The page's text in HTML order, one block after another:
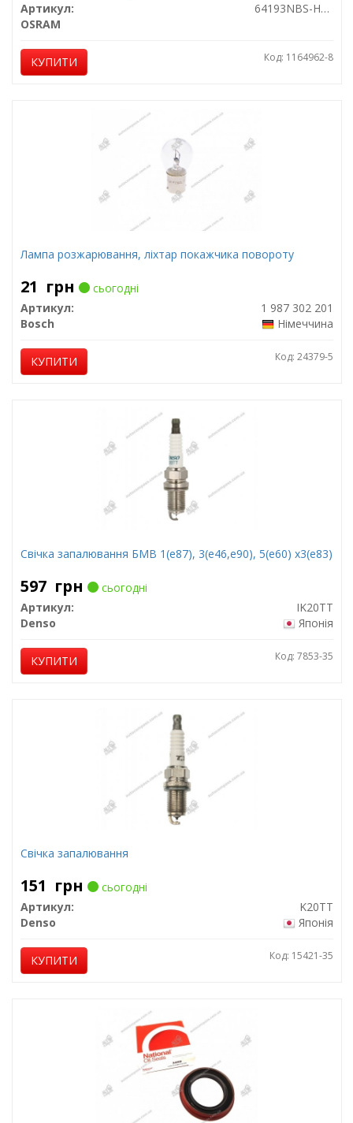
Артикул:
64193NBS-HCB
OSRAM
КУПИТИ Код: 1164962-8
Лампа розжарювання, ліхтар покажчика повороту
21 грн
сьогодні
Артикул:
1 987 302 201
Bosch
Німеччина
КУПИТИ Код: 24379-5
Свічка запалювання БМВ 1(е87), 3(е46,е90), 5(е60) х3(е83)
597 грн
сьогодні
Артикул:
IK20TT
Denso
Японія
КУПИТИ Код: 7853-35
Свічка запалювання
151 грн
сьогодні
Артикул:
K20TT
Denso
Японія
КУПИТИ Код: 15421-35